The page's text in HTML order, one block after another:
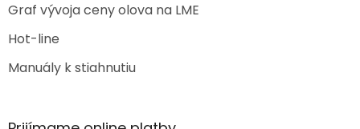
Graf vývoja ceny olova na LME
Hot-line
Manuály k stiahnutiu